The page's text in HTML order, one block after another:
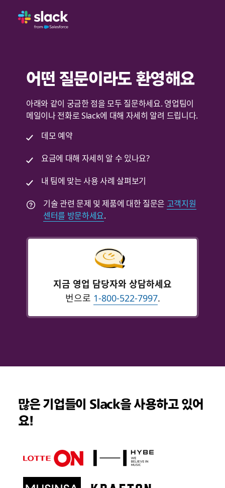
어떤 질문이라도 환영해요
아래와 같이 궁금한 점을 모두 질문하세요. 영업팀이
메일이나 전화로 Slack에 대해 자세히 알려 드립니다.
데모 예약
요금에 대해 자세히 알 수 있나요?
내 팀에 맞는 사용 사례 살펴보기
기술 관련 문제 및 제품에 대한 질문은 고객지원
센터를 방문하세요.
지금 영업 담당자와 상담하세요
번으로 1-800-522-7997.
많은 기업들이 Slack을 사용하고 있어
요!